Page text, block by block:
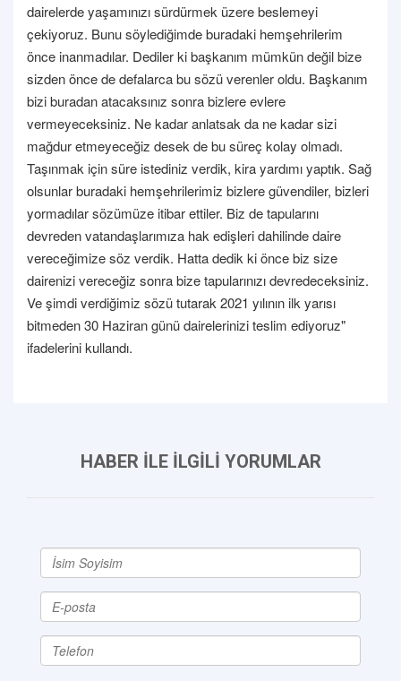
dairelerde yaşamınızı sürdürmek üzere beslemeyi
çekiyoruz. Bunu söylediğimde buradaki hemşehrilerim
önce inanmadılar. Dediler ki başkanım mümkün değil bize
sizden önce de defalarca bu sözü verenler oldu. Başkanım
bizi buradan atacaksınız sonra bizlere evlere
vermeyeceksiniz. Ne kadar anlatsak da ne kadar sizi
mağdur etmeyeceğiz desek de bu süreç kolay olmadı.
Taşınmak için süre istediniz verdik, kira yardımı yaptık. Sağ
olsunlar buradaki hemşehrilerimiz bizlere güvendiler, bizleri
yormadılar sözümüze itibar ettiler. Biz de tapularını
devreden vatandaşlarımıza hak edişleri dahilinde daire
vereceğimize söz verdik. Hatta dedik ki önce biz size
dairenizi vereceğiz sonra bize tapularınızı devredeceksiniz.
Ve şimdi verdiğimiz sözü tutarak 2021 yılının ilk yarısı
bitmeden 30 Haziran günü dairelerinizi teslim ediyoruz"
ifadelerini kullandı.
HABER İLE İLGİLİ YORUMLAR